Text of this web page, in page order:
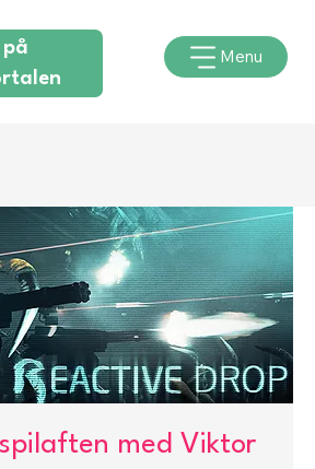
på
Menu
med Viktor